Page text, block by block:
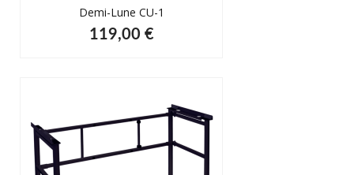
Demi-Lune CU-1
119,00 €